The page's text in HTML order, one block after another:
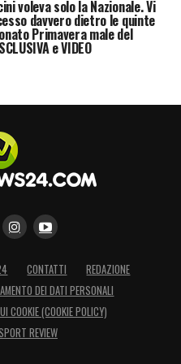
TOP NEWS
voleva solo la Nazionale. Vi
davvero dietro le quinte
Primavera male del
e VIDEO
CONTATTI
REDAZIONE
DEI DATI PERSONALI
COOKIE (COOKIE POLICY)
REVIEW